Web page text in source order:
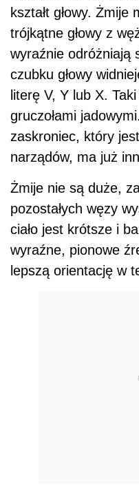
kształt głowy.
trójkątne głowy z
wyraźnie odróżniają
czubku głowy
literę V, Y lub X.
gruczołami
zaskroniec, który
narządów, ma już
Żmije nie są duże,
pozostałych węzy
ciało jest krótsze i
wyraźne, pionowe
lepszą orientację w